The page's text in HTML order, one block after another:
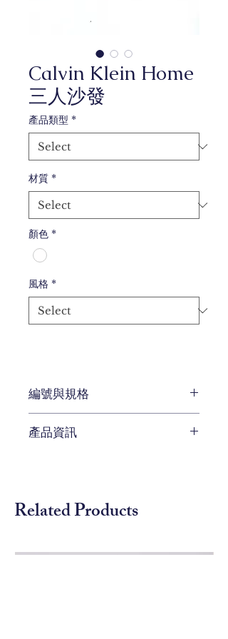
Calvin Klein Home
三人沙發
產品類型 *
材質 *
顏色 *
風格 *
編號與規格
TG230CKH044
產品資訊
Related Products